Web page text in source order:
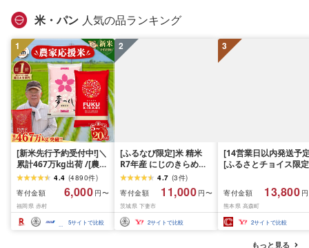
米・パン 人気の品ランキング
1
[新米先行予約受付中!]＼
累計467万kg出荷 /[農家
応援米]訳あり 令和7年産
令和8年産ふくきらり 夢
つくし 5kg 10kg 15kg
20kg [選べる品種・内容
量・出荷時期]複数原料
米 白米 精米 国産 限定
4.4 (4890件)
寄付金額
6,000 円〜
福岡県 赤村
5サイトで比較
2
[ふるなび限定]米 精米
R7年産 にじのきらめき
10kg 10月 FN-Limited-
4.7 (3件)
寄付金額
11,000 円〜
茨城県 下妻市
2サイトで比較
3
[14営業日以内発送予
[ふるさとチョイス限定
だわら 熊本県 高森町
リジナル米 計
10kg(5kg×2袋)精米 お
米 米 5kg×2 10kg
寄付金額 13,800
熊本県 高森町
2サイトで比較
もっと見る